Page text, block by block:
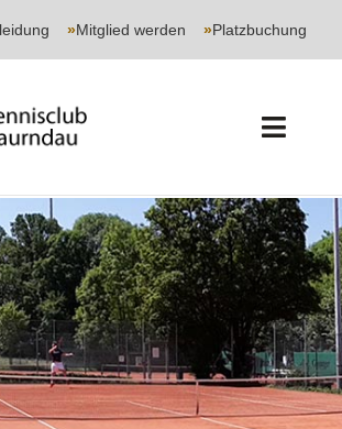
»Mitglied werden »Platzbuchung
START
CLUB
SPORT
JUGEND